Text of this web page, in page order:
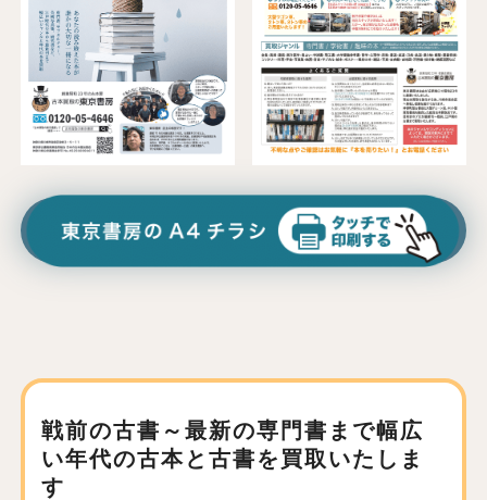
戦前の古書～最新の専門書まで幅広
い年代の古本と古書を買取いたしま
す